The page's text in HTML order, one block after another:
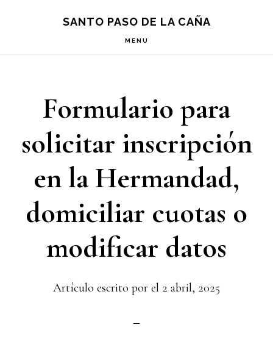
principal
SANTO PASO DE LA CAÑA
MENU
Formulario para
solicitar inscripción
en la Hermandad,
domiciliar cuotas o
modificar datos
Artículo escrito por el 2 abril, 2025